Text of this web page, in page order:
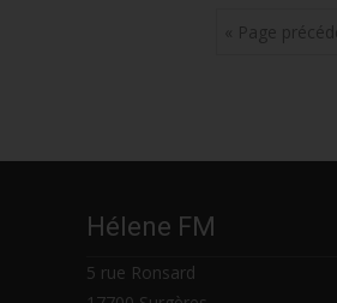
« Page
Hélene FM
5 rue Ronsard